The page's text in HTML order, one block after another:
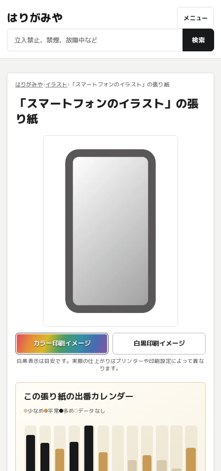
はりがみや
検索
メニュー
はりがみや イラスト 「スマートフォンのイラスト」の張り紙
「スマートフォンのイラスト」の張
り紙
カラー印刷イメージ 白黒印刷イメージ
白黒表示は目安です。実際の仕上がりはプリンターや印刷設定によって異な
ります。
カラー印刷イメージを表示しています。
この張り紙の出番カレンダー
少なめ 平常 多め データなし